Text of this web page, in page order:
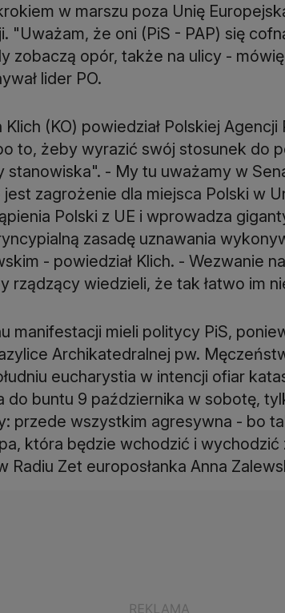
w marszu poza Unię
"Uważam, że oni (PiS - PAP) się
zobaczą opór, także na ulicy -
lider PO.
(KO) powiedział Polskiej
to, żeby wyrazić swój stosunek do
stanowiska". - My tu uważamy w
zagrożenie dla miejsca Polski w
Polski z UE i wprowadza
zasadę uznawania
- powiedział Klich. - Wezwanie
rządzący wiedzieli, że tak łatwo im
manifestacji mieli politycy PiS,
Archikatedralnej pw.
eucharystia w intencji ofiar
do buntu 9 października w sobotę,
przede wszystkim agresywna - bo
która będzie wchodzić i wychodzić
Radiu Zet europosłanka Anna